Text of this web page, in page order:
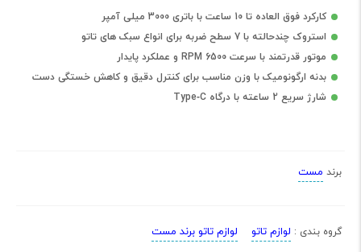
کارکرد فوق العاده تا 10 ساعت با باتری 3000 میلی آمپر
استروک چندحالته با 7 سطح ضربه برای انواع سبک های تاتو
موتور قدرتمند با سرعت 6500 RPM و عملکرد پایدار
بدنه ارگونومیک با وزن مناسب برای کنترل دقیق و کاهش خستگی دست
شارژ سریع 2 ساعته با درگاه Type‑C
برند مست
گروه بندی : لوازم تاتو لوازم تاتو برند مست